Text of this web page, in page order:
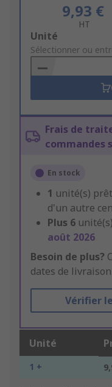
9,93 €
HT
Add
to
Basket
Unité
Sélectionner ou
Frais de
commandes
En stock
1 unité(s)
d'un autre
Plus 6
août 2026
Besoin de plus?
dates de
Vérifier
Unité
1 +